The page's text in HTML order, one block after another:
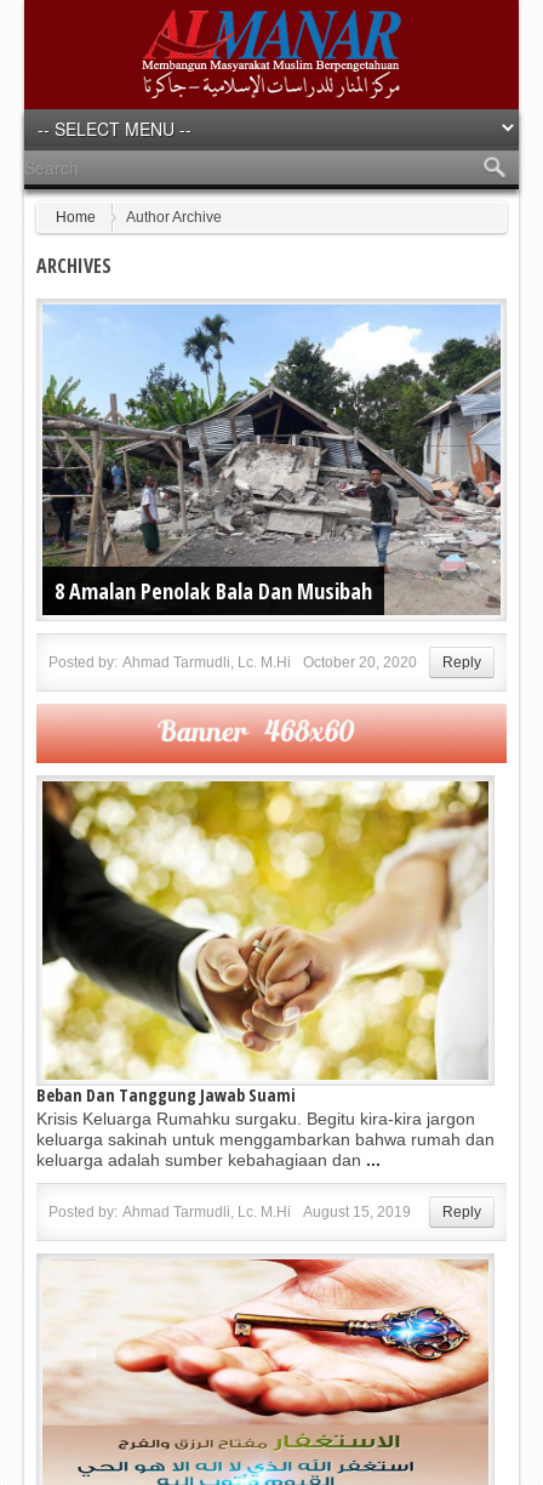
Home Author Archive
ARCHIVES
8 Amalan Penolak Bala Dan Musibah
Posted by: Ahmad Tarmudli, Lc. M.Hi October 20, 2020 Reply
Beban Dan Tanggung Jawab Suami
Krisis Keluarga Rumahku surgaku. Begitu kira-kira jargon
keluarga sakinah untuk menggambarkan bahwa rumah dan
keluarga adalah sumber kebahagiaan dan ...
Posted by: Ahmad Tarmudli, Lc. M.Hi August 15, 2019 Reply